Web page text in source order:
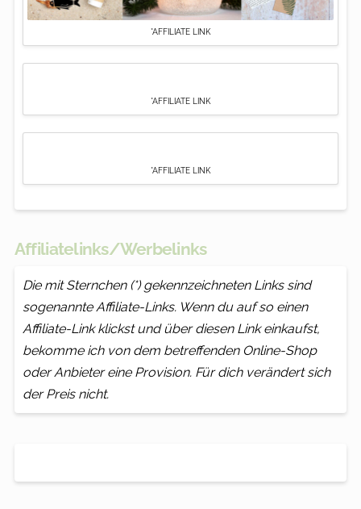
*AFFILIATE LINK
*AFFILIATE LINK
*AFFILIATE LINK
Affiliatelinks/Werbelinks
Die mit Sternchen (*) gekennzeichneten Links sind
sogenannte Affiliate-Links. Wenn du auf so einen
Affiliate-Link klickst und über diesen Link einkaufst,
bekomme ich von dem betreffenden Online-Shop
oder Anbieter eine Provision. Für dich verändert sich
der Preis nicht.